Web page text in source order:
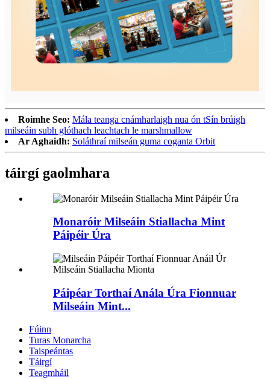
Roimhe Seo: Mála teanga cnámharlaigh nua ón tSín brúigh
milseáin subh glóthach leachtach le marshmallow
Ar Aghaidh: Soláthraí milseán guma coganta Orbit
táirgí gaolmhara
Monaróir Milseáin Stiallacha Mint
Páipéir Úra
Páipéar Torthaí Anála Úra Fionnuar
Milseáin Mint...
Fúinn
Turas Monarcha
Taispeántas
Táirgí
Teagmháil